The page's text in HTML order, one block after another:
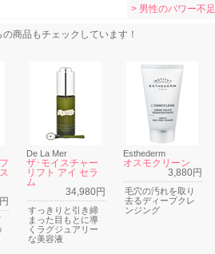
> 男性のパワー不足
商品もチェックしています！
De La Mer
ザ･モイスチャー
リフト アイ セラ
ム
34,980円
すっきりと引き締
まった目もとに導
くラグジュアリー
な美容液
Esthederm
オスモクリーン
3,880円
毛穴の汚れを取り
去るディープクレ
ンジング